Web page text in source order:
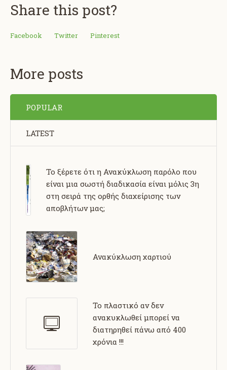
Share this post?
Facebook Twitter Pinterest
More posts
POPULAR
LATEST
Το ξέρετε ότι η Ανακύκλωση παρόλο που
είναι μια σωστή διαδικασία είναι μόλις 3η
στη σειρά της ορθής διαχείρισης των
αποβλήτων μας;
Ανακύκλωση χαρτιού
Το πλαστικό αν δεν
ανακυκλωθεί μπορεί να
διατηρηθεί πάνω από 400
χρόνια !!!